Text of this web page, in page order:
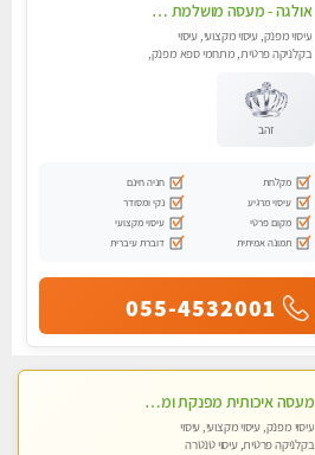
אולגה - מעסה מושלמת חדשה בעיר ! בחיפה טל - 052-5738058
עיסוי מפנק, עיסוי מקצועי, עיסוי
בקלניקה פרטית, מתחמי ספא מפנק,
עיסוי טנטרה
זהב
מקלחת
חניה חינם
עיסוי מרגיע
נקי ומסודר
מקום פרטי
עיסוי מקצועי
תמונה אמיתית
דוברת עיברית
055-4532001
מעסה איכותית מפנקת ומקצועית מאוד - טל- 0544840029
עיסוי מפנק, עיסוי מקצועי, עיסוי
בקלניקה פרטית, עיסוי טנטרה